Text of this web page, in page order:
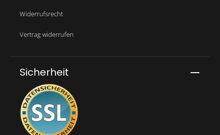
Sicherheit
Widerrufsrecht
Vertrag widerrufen